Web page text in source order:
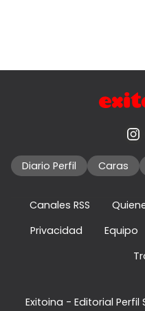
Diario Perfil Caras
Canales RSS
Privacidad
Equipo
Exitoina - Editorial Perfil